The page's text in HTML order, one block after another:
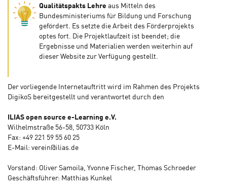
Qualitätspakts Lehre aus Mitteln des
Bundesministeriums für Bildung und Forschung
gefördert. Es setzte die Arbeit des Förderprojekts
optes fort. Die Projektlaufzeit ist beendet; die
Ergebnisse und Materialien werden weiterhin auf
dieser Website zur Verfügung gestellt.
Der vorliegende Internetauftritt wird im Rahmen des Projekts
DigikoS bereitgestellt und verantwortet durch den
ILIAS open source e-Learning e.V.
Wilhelmstraße 56-58, 50733 Köln
Fax: +49 221 59 55 60 25
E-Mail: verein@ilias.de
Vorstand: Oliver Samoila, Yvonne Fischer, Thomas Schroeder
Geschäftsführer: Matthias Kunkel